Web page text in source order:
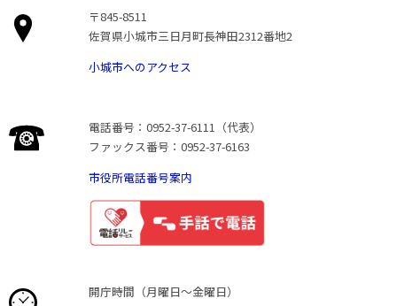
〒845-8511
佐賀県小城市三日月町長神田2312番地2
小城市へのアクセス
電話番号：0952-37-6111（代表）
ファックス番号：0952-37-6163
市役所電話番号案内
開庁時間（月曜日〜金曜日）